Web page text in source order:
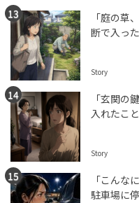
「庭の草
断で入っ
Story
「玄関の
入れたこ
Story
「こんな
駐車場に